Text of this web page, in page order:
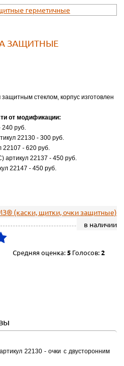
ЗАЩИТНЫЕ
стеклом, корпус изготовлен
от модификации:
руб.
22130 - 300 руб.
22107 - 620 руб.
артикул 22137 - 450 руб.
22147 - 450 руб.
(каски, щитки, очки защитные)
в наличии
Средняя оценка:5 Голосов:2
22130 - очки с двусторонним